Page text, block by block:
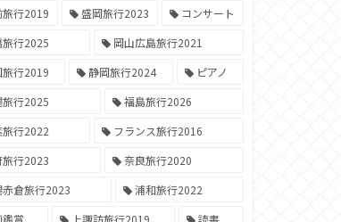
旅行2019
盛岡旅行2023
コンサート
旅行2025
岡山広島旅行2021
旅行2019
静岡旅行2024
ピアノ
旅行2025
福島旅行2026
旅行2022
フランス旅行2016
旅行2023
奈良旅行2020
赤倉旅行2023
浦和旅行2022